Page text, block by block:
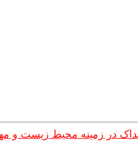
در زمینه محیط زیست و